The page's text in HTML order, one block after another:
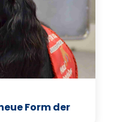
Form der